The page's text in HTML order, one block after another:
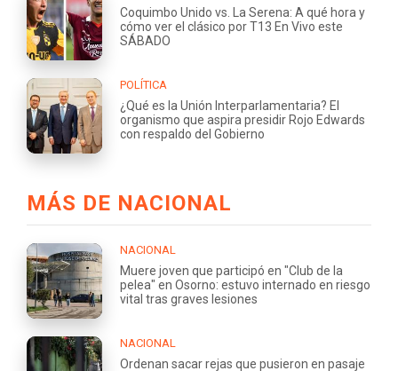
Coquimbo Unido vs. La Serena: A qué hora y
cómo ver el clásico por T13 En Vivo este
SÁBADO
POLÍTICA
¿Qué es la Unión Interparlamentaria? El
organismo que aspira presidir Rojo Edwards
con respaldo del Gobierno
MÁS DE NACIONAL
NACIONAL
Muere joven que participó en "Club de la
pelea" en Osorno: estuvo internado en riesgo
vital tras graves lesiones
NACIONAL
Ordenan sacar rejas que pusieron en pasaje